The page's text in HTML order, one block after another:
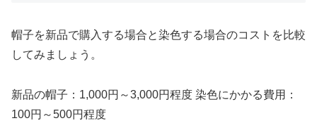
帽子を新品で購入する場合と染色する場合のコストを比較
してみましょう。
新品の帽子：1,000円～3,000円程度 染色にかかる費用：
100円～500円程度